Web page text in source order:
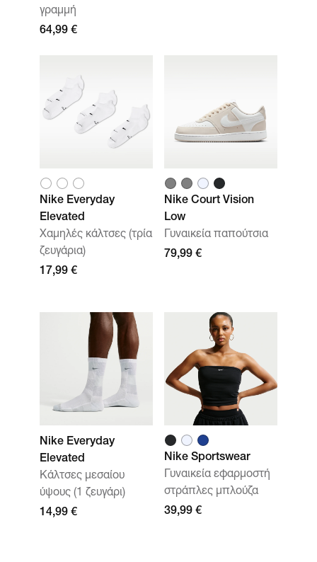
γραμμή
64,99 €
Nike Everyday
Elevated
Χαμηλές κάλτσες (τρία
ζευγάρια)
17,99 €
Nike Court Vision
Low
Γυναικεία παπούτσια
79,99 €
Nike Everyday
Elevated
Κάλτσες μεσαίου
ύψους (1 ζευγάρι)
14,99 €
Nike Sportswear
Γυναικεία εφαρμοστή
στράπλες μπλούζα
39,99 €